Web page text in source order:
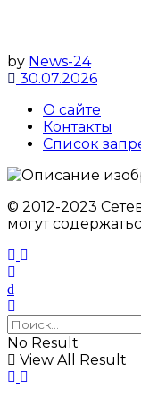
by News-24
30.07.2026
О сайте
Контакты
Список
© 2012-2023
могут
No Result
View All Result